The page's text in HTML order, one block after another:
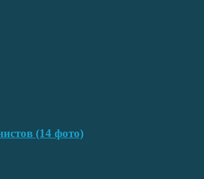
(14 фото)